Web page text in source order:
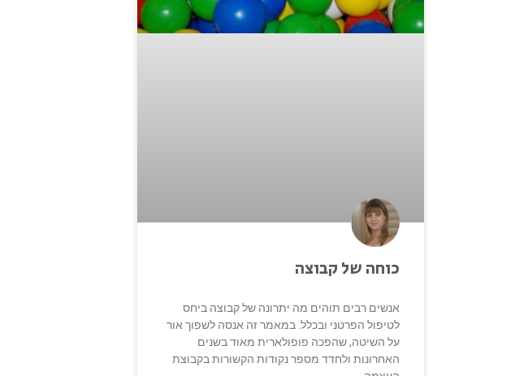
כוחה של קבוצה
אנשים רבים תוהים מה יתרונה של קבוצה ביחס
לטיפול הפרטני ובכלל. במאמר זה אנסה לשפוך אור
על השיטה, שהפכה פופולארית מאוד בשנים
האחרונות ולחדד מספר נקודות הקשורות בקבוצת